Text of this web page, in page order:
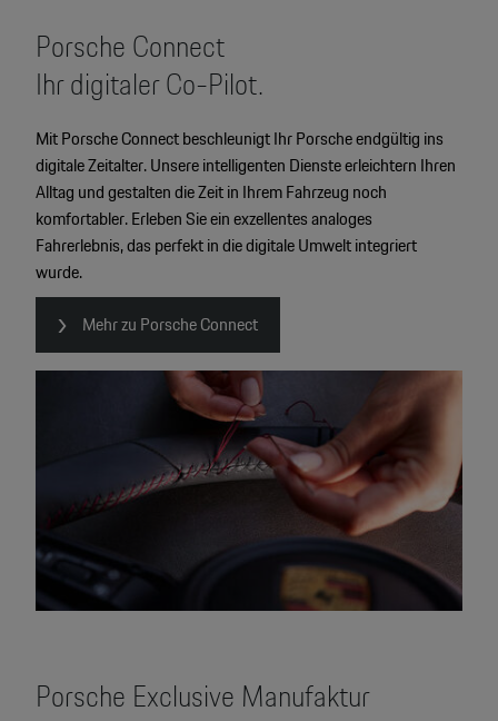
Porsche Connect
Ihr digitaler Co-Pilot.
Mit Porsche Connect beschleunigt Ihr Porsche endgültig ins
digitale Zeitalter. Unsere intelligenten Dienste erleichtern Ihren
Alltag und gestalten die Zeit in Ihrem Fahrzeug noch
komfortabler. Erleben Sie ein exzellentes analoges
Fahrerlebnis, das perfekt in die digitale Umwelt integriert
wurde.
Mehr zu Porsche Connect
Porsche Exclusive Manufaktur